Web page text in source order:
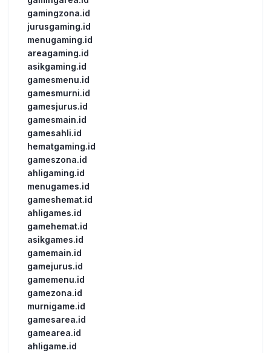
gamingzona.id
jurusgaming.id
menugaming.id
areagaming.id
asikgaming.id
gamesmenu.id
gamesmurni.id
gamesjurus.id
gamesmain.id
gamesahli.id
hematgaming.id
gameszona.id
ahligaming.id
menugames.id
gameshemat.id
ahligames.id
gamehemat.id
asikgames.id
gamemain.id
gamejurus.id
gamemenu.id
gamezona.id
murnigame.id
gamesarea.id
gamearea.id
ahligame.id